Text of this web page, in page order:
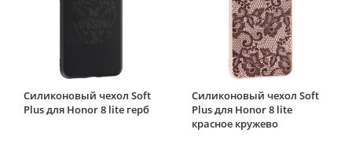
Силиконовый чехол Soft
Plus для Honor 8 lite герб
Силиконовый чехол Soft
Plus для Honor 8 lite
красное кружево